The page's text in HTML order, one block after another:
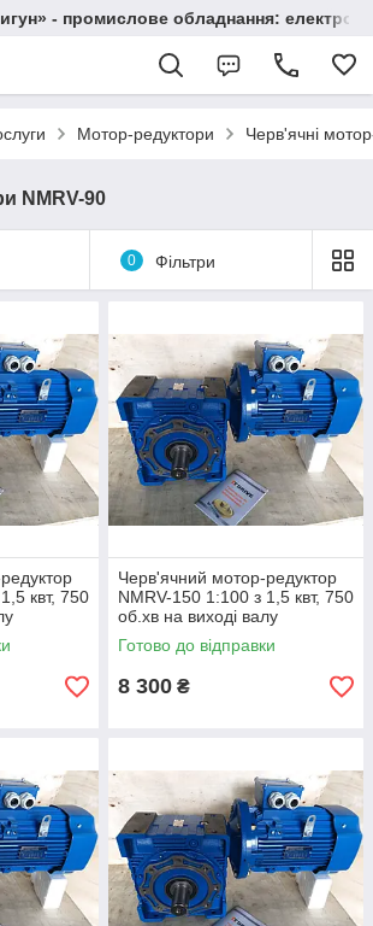
- промислове обладнання:
Мотор-редуктори Черв'ячні
NMRV-90
0 Фільтри
квт, 750
Черв'ячний мотор-редуктор
NMRV-150 1:100 з 1,5 квт, 750
об.хв на виході валу
редуктора 7,5 про.хв
Готово до відправки
8 300 ₴